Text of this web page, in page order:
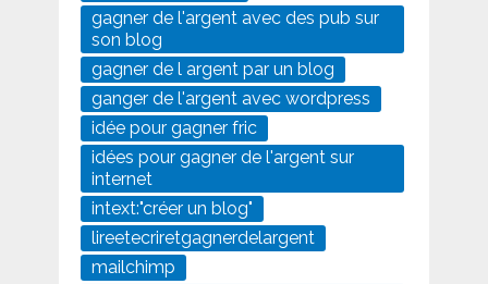
gagner de l'argent avec des pub sur
son blog
gagner de l argent par un blog
ganger de l'argent avec wordpress
idée pour gagner fric
idées pour gagner de l'argent sur
internet
intext:"créer un blog"
lireetecriretgagnerdelargent
mailchimp